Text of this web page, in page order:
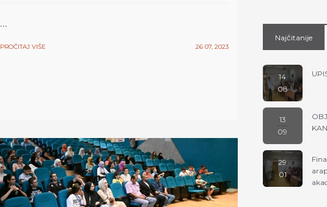
...
PROČITAJ VIŠE 26 07, 2023
Najčitanije
14
08
13
09
29
01